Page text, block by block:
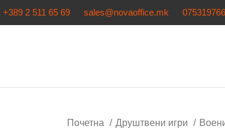
+389 2 511 65 69 sales@novaoffice.mk 075319766
Почетна Друштвени игри